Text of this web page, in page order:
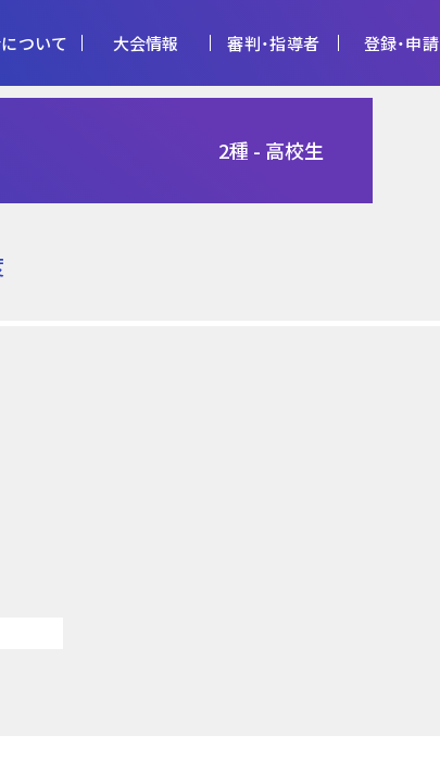
ついて
ビジョン
大会情報
キッズ
天皇杯 トレセン活動
審判・指導者 登録・申請
2種 - 高校生